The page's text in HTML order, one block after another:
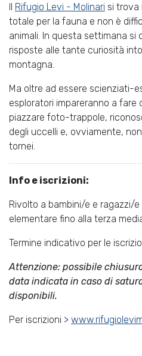
ll Rifugio Levi - Molinari si trova
totale per la fauna e non è
animali. In questa settimana si
risposte alle tante curiosità
montagna.
Ma oltre ad essere scienziati-
esploratori impareranno a fare
piazzare foto-trappole,
degli uccelli e, ovviamente,
tornei.
Info e iscrizioni:
Rivolto a bambini/e e ragazzi/
elementare fino alla terza
Termine indicativo per le
Attenzione: possibile
data indicata in caso di
disponibili.
Per iscrizioni >